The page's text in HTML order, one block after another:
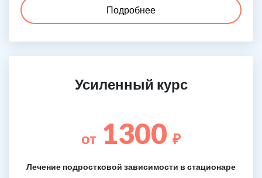
Подробнее
Усиленный курс
от 1300 ₽
Лечение подростковой зависимости в стационаре